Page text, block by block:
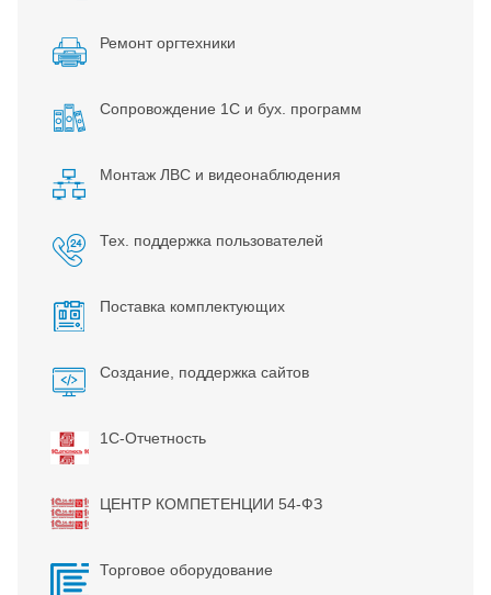
Ремонт оргтехники
Сопровождение 1С и бух. программ
Монтаж ЛВС и видеонаблюдения
Тех. поддержка пользователей
Поставка комплектующих
Создание, поддержка сайтов
1С-Отчетность
ЦЕНТР КОМПЕТЕНЦИИ 54-ФЗ
Торговое оборудование